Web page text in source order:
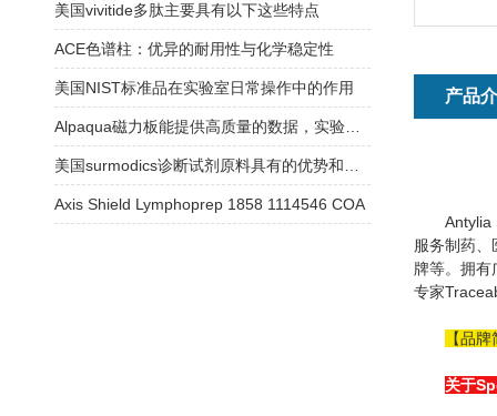
产品
Antylia
服务制药、
牌等。拥
专家
【品
关于
美国vivitide多肽主要具有以下这些特点
ACE色谱柱：优异的耐用性与化学稳定性
美国NIST标准品在实验室日常操作中的作用
Axis Shield Lymphoprep 1858 1114546 COA